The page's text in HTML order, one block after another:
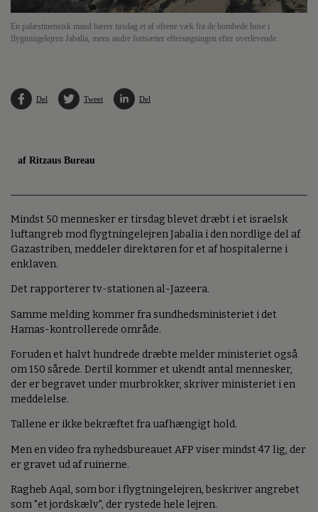
En palæstinensisk mand bærer tirsdag et af ofrene væk fra de bombede huse i
flygtningelejren Jabalia, mens andre fortsætter eftersøgningen efter overlevende.
Del Tweet Del
af Ritzaus Bureau
Mindst 50 mennesker er tirsdag blevet dræbt i et israelsk
luftangreb mod flygtningelejren Jabalia i den nordlige del af
Gazastriben, meddeler direktøren for et af hospitalerne i
enklaven.
Det rapporterer tv-stationen al-Jazeera.
Samme melding kommer fra sundhedsministeriet i det
Hamas-kontrollerede område.
Foruden et halvt hundrede dræbte melder ministeriet også
om 150 sårede. Dertil kommer et ukendt antal mennesker,
der er begravet under murbrokker, skriver ministeriet i en
meddelelse.
Tallene er ikke bekræftet fra uafhængigt hold.
Men en video fra nyhedsbureauet AFP viser mindst 47 lig, der
er gravet ud af ruinerne.
Ragheb Aqal, som bor i flygtningelejren, beskriver angrebet
som "et jordskælv", der rystede hele lejren.